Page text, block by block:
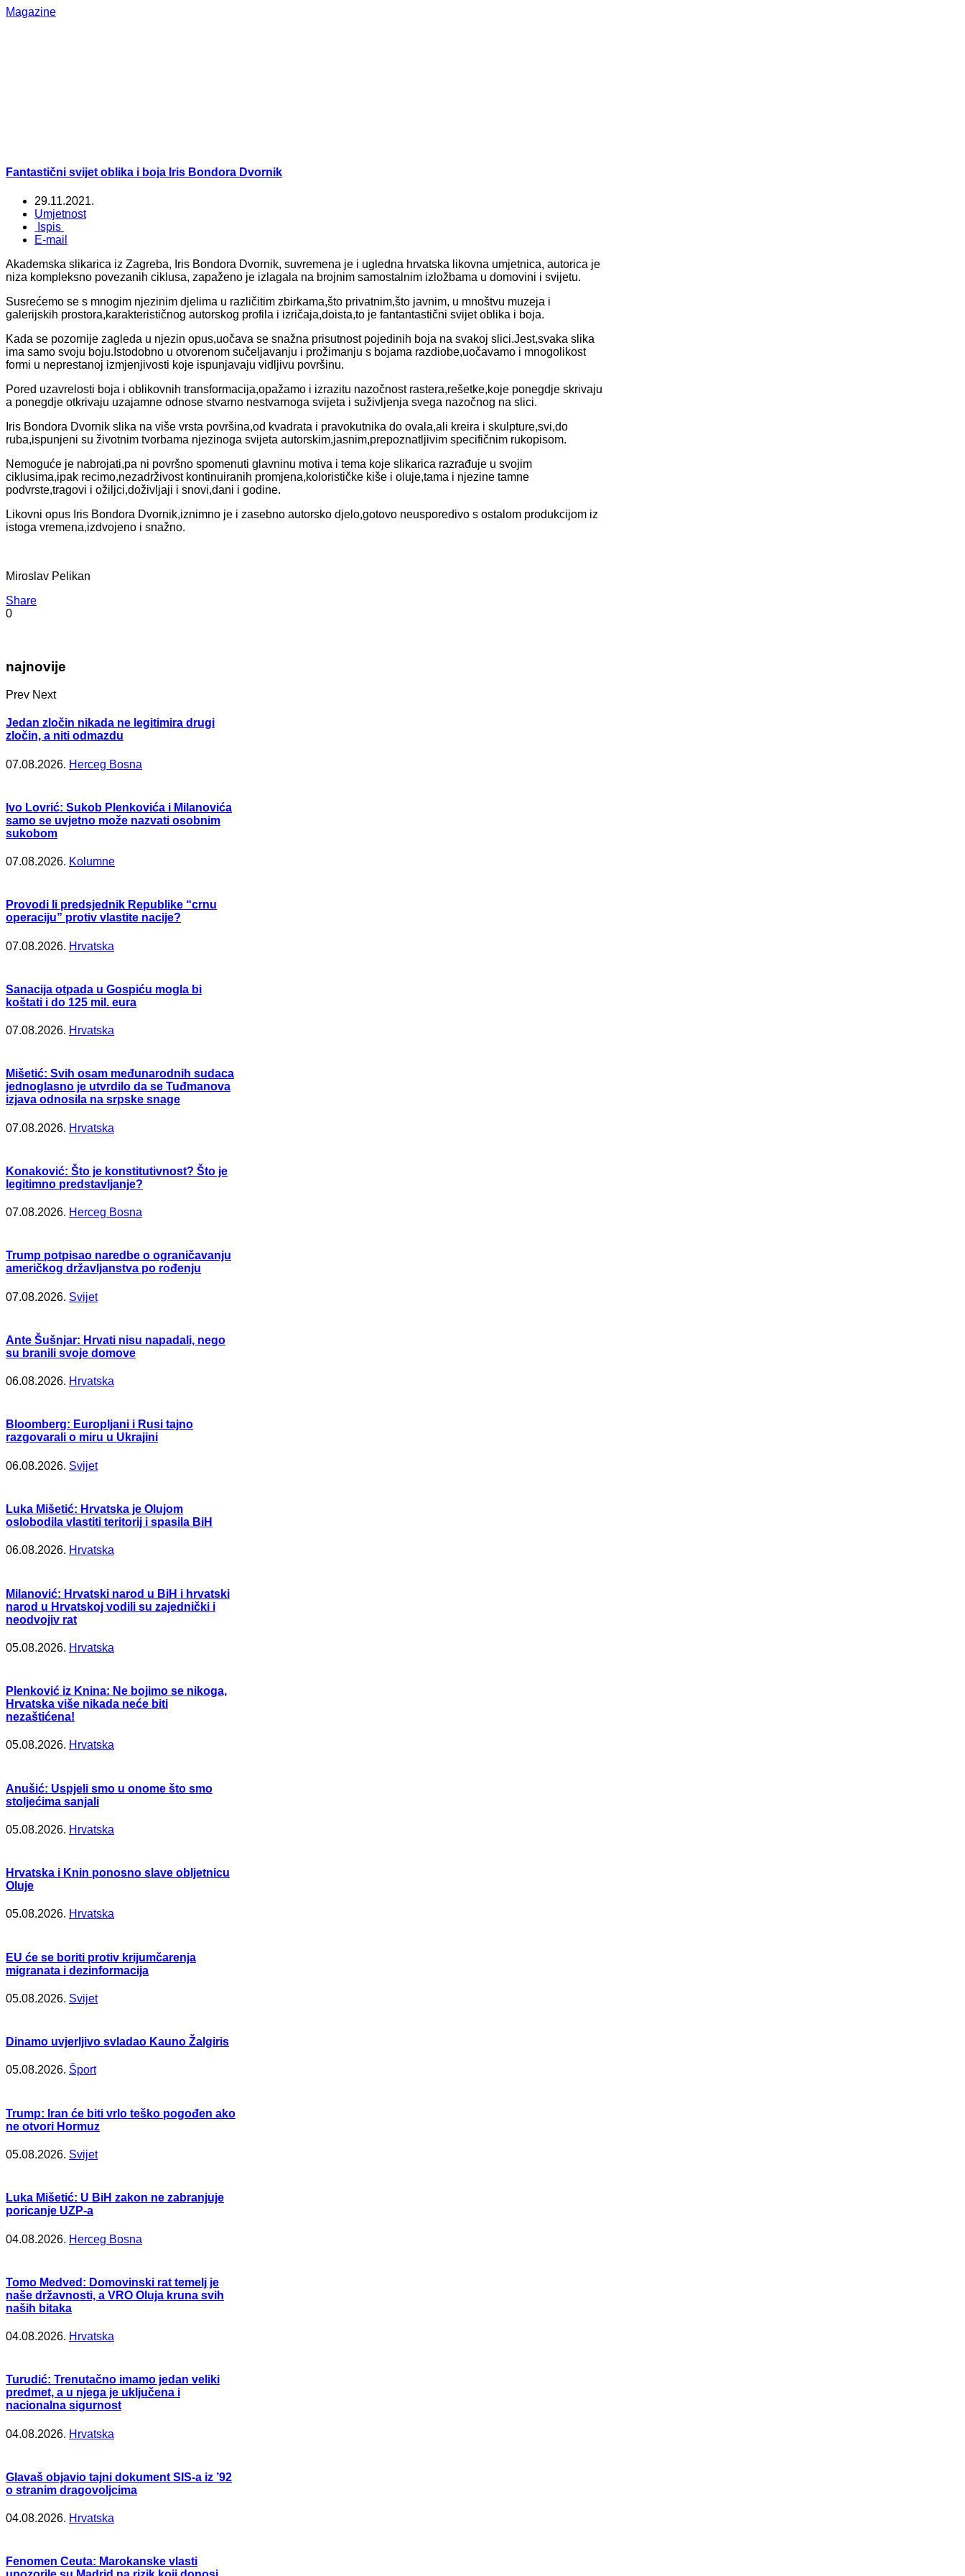
Magazine
Fantastični svijet oblika i boja Iris Bondora Dvornik
29.11.2021.
Umjetnost
Ispis
E-mail
Akademska slikarica iz Zagreba, Iris Bondora Dvornik, suvremena je i ugledna hrvatska likovna umjetnica, autorica je
niza kompleksno povezanih ciklusa, zapaženo je izlagala na brojnim samostalnim izložbama u domovini i svijetu.
Susrećemo se s mnogim njezinim djelima u različitim zbirkama,što privatnim,što javnim, u mnoštvu muzeja i
galerijskih prostora,karakterističnog autorskog profila i izričaja,doista,to je fantantastični svijet oblika i boja.
Kada se pozornije zagleda u njezin opus,uočava se snažna prisutnost pojedinih boja na svakoj slici.Jest,svaka slika
ima samo svoju boju.Istodobno u otvorenom sučeljavanju i prožimanju s bojama razdiobe,uočavamo i mnogolikost
formi u neprestanoj izmjenjivosti koje ispunjavaju vidljivu površinu.
Pored uzavrelosti boja i oblikovnih transformacija,opažamo i izrazitu nazočnost rastera,rešetke,koje ponegdje skrivaju
a ponegdje otkrivaju uzajamne odnose stvarno nestvarnoga svijeta i suživljenja svega nazočnog na slici.
Iris Bondora Dvornik slika na više vrsta površina,od kvadrata i pravokutnika do ovala,ali kreira i skulpture,svi,do
ruba,ispunjeni su životnim tvorbama njezinoga svijeta autorskim,jasnim,prepoznatljivim specifičnim rukopisom.
Nemoguće je nabrojati,pa ni površno spomenuti glavninu motiva i tema koje slikarica razrađuje u svojim
ciklusima,ipak recimo,nezadrživost kontinuiranih promjena,kolorističke kiše i oluje,tama i njezine tamne
podvrste,tragovi i ožiljci,doživljaji i snovi,dani i godine.
Likovni opus Iris Bondora Dvornik,iznimno je i zasebno autorsko djelo,gotovo neusporedivo s ostalom produkcijom iz
istoga vremena,izdvojeno i snažno.
Miroslav Pelikan
Share
0
najnovije
Prev Next
Jedan zločin nikada ne legitimira drugi
zločin, a niti odmazdu
07.08.2026. Herceg Bosna
Ivo Lovrić: Sukob Plenkovića i Milanovića
samo se uvjetno može nazvati osobnim
sukobom
07.08.2026. Kolumne
Provodi li predsjednik Republike “crnu
operaciju” protiv vlastite nacije?
07.08.2026. Hrvatska
Sanacija otpada u Gospiću mogla bi
koštati i do 125 mil. eura
07.08.2026. Hrvatska
Mišetić: Svih osam međunarodnih sudaca
jednoglasno je utvrdilo da se Tuđmanova
izjava odnosila na srpske snage
07.08.2026. Hrvatska
Konaković: Što je konstitutivnost? Što je
legitimno predstavljanje?
07.08.2026. Herceg Bosna
Trump potpisao naredbe o ograničavanju
američkog državljanstva po rođenju
07.08.2026. Svijet
Ante Šušnjar: Hrvati nisu napadali, nego
su branili svoje domove
06.08.2026. Hrvatska
Bloomberg: Europljani i Rusi tajno
razgovarali o miru u Ukrajini
06.08.2026. Svijet
Luka Mišetić: Hrvatska je Olujom
oslobodila vlastiti teritorij i spasila BiH
06.08.2026. Hrvatska
Milanović: Hrvatski narod u BiH i hrvatski
narod u Hrvatskoj vodili su zajednički i
neodvojiv rat
05.08.2026. Hrvatska
Plenković iz Knina: Ne bojimo se nikoga,
Hrvatska više nikada neće biti
nezaštićena!
05.08.2026. Hrvatska
Anušić: Uspjeli smo u onome što smo
stoljećima sanjali
05.08.2026. Hrvatska
Hrvatska i Knin ponosno slave obljetnicu
Oluje
05.08.2026. Hrvatska
EU će se boriti protiv krijumčarenja
migranata i dezinformacija
05.08.2026. Svijet
Dinamo uvjerljivo svladao Kauno Žalgiris
05.08.2026. Šport
Trump: Iran će biti vrlo teško pogođen ako
ne otvori Hormuz
05.08.2026. Svijet
Luka Mišetić: U BiH zakon ne zabranjuje
poricanje UZP-a
04.08.2026. Herceg Bosna
Tomo Medved: Domovinski rat temelj je
naše državnosti, a VRO Oluja kruna svih
naših bitaka
04.08.2026. Hrvatska
Turudić: Trenutačno imamo jedan veliki
predmet, a u njega je uključena i
nacionalna sigurnost
04.08.2026. Hrvatska
Glavaš objavio tajni dokument SIS-a iz ’92
o stranim dragovoljcima
04.08.2026. Hrvatska
Fenomen Ceuta: Marokanske vlasti